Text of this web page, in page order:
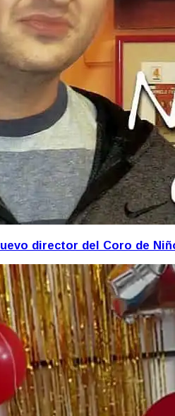
director del Coro de